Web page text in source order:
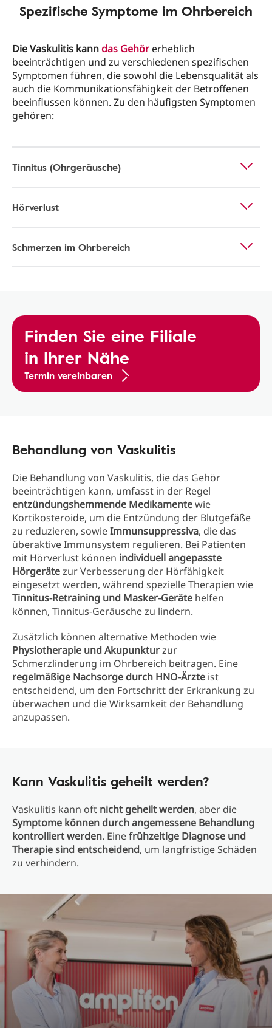
Spezifische Symptome im Ohrbereich
Die Vaskulitis kanndas Gehör erheblich
beeinträchtigen und zu verschiedenen spezifischen
Symptomen führen, die sowohl die Lebensqualität als
auch die Kommunikationsfähigkeit der Betroffenen
beeinflussen können. Zu den häufigsten Symptomen
gehören:
Tinnitus (Ohrgeräusche)
Hörverlust
Schmerzen im Ohrbereich
Finden Sie eine Filiale
in Ihrer Nähe
Termin vereinbaren
Behandlung von Vaskulitis
Die Behandlung von Vaskulitis, die das Gehör
beeinträchtigen kann, umfasst in der Regel
entzündungshemmende Medikamentewie
Kortikosteroide, um die Entzündung der Blutgefäße
zu reduzieren, sowieImmunsuppressiva, die das
überaktive Immunsystem regulieren. Bei Patienten
mit Hörverlust können individuell angepasste
Hörgerätezur Verbesserung der Hörfähigkeit
eingesetzt werden, während spezielle Therapien wie
Tinnitus-Retraining und Masker-Geräte helfen
können, Tinnitus-Geräusche zu lindern.
Zusätzlich können alternative Methoden wie
Physiotherapie und Akupunkturzur
Schmerzlinderung im Ohrbereich beitragen. Eine
regelmäßige Nachsorge durch HNO-Ärzte ist
entscheidend, um den Fortschritt der Erkrankung zu
überwachen und die Wirksamkeit der Behandlung
anzupassen.
Kann Vaskulitis geheilt werden?
Vaskulitis kann oft nicht geheilt werden, aber die
Symptome können durch angemessene Behandlung
kontrolliert werden. Einefrühzeitige Diagnose und
Therapie sind entscheidend, um langfristige Schäden
zu verhindern.